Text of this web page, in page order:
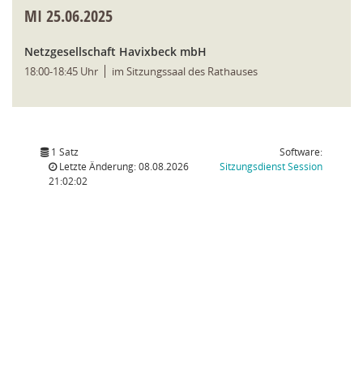
MI 25.06.2025
Netzgesellschaft Havixbeck mbH
18:00-18:45 Uhr im Sitzungssaal des Rathauses
1 Satz
Letzte Änderung: 08.08.2026
21:02:02
Software:
SitzungsdienstSession(Wird in